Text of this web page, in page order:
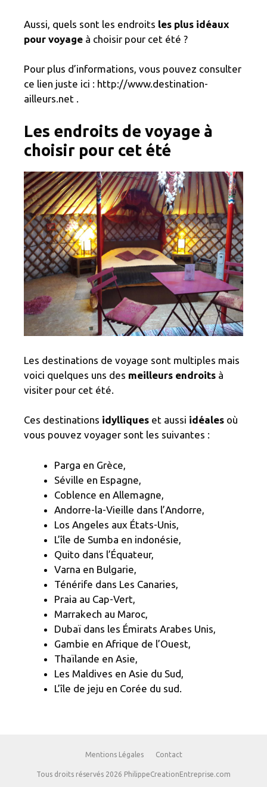
Aussi, quels sont les endroits les plus idéaux
pour voyage à choisir pour cet été ?
Pour plus d’informations, vous pouvez consulter
ce lien juste ici : http://www.destination-
ailleurs.net .
Les endroits de voyage à
choisir pour cet été
Les destinations de voyage sont multiples mais
voici quelques uns des meilleurs endroits à
visiter pour cet été.
Ces destinations idylliques et aussi idéales où
vous pouvez voyager sont les suivantes :
Parga en Grèce,
Séville en Espagne,
Coblence en Allemagne,
Andorre-la-Vieille dans l’Andorre,
Los Angeles aux États-Unis,
L’île de Sumba en indonésie,
Quito dans l’Équateur,
Varna en Bulgarie,
Ténérife dans Les Canaries,
Praia au Cap-Vert,
Marrakech au Maroc,
Dubaï dans les Émirats Arabes Unis,
Gambie en Afrique de l’Ouest,
Thaïlande en Asie,
Les Maldives en Asie du Sud,
L’île de jeju en Corée du sud.
Mentions Légales Contact
Tous droits réservés 2026 PhilippeCreationEntreprise.com